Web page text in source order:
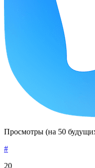
Просмотры (на 50
#
20